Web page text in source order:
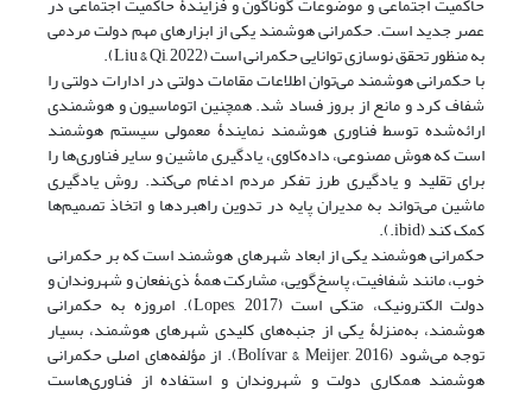
عصر جدید است. حکمرانی هوشمند یکی از ابزارهای مهم دولت مردمی
به منظور تحقق نوسازی توانایی حکمرانی است (Liu & Qi, 2022).
با حکمرانی هوشمند می‌توان اطلاعات مقامات دولتی در ادارات دولتی را
شفاف کرد و مانع از بروز فساد شد. همچنین اتوماسیون و هوشمندی
ارائه‌شده توسط فناوری هوشمند نمایندۀ معمولی سیستم هوشمند
است که هوش مصنوعی، داده‌کاوی، یادگیری ماشین و سایر فناوری‌ها را
برای تقلید و یادگیری طرز تفکر مردم ادغام می‌کند. روش یادگیری
ماشین می‌تواند به مدیران پایه در تدوین راهبردها و اتخاذ تصمیم‌ها
کمک کند (ibid.).
حکمرانی هوشمند یکی از ابعاد شهرهای هوشمند است که بر حکمرانی
خوب، مانند شفافیت، پاسخ‌گویی، مشارکت همۀ ذی‌نفعان و شهروندان و
دولت الکترونیک، متکی است (Lopes, 2017). امروزه به حکمرانی
هوشمند، به‌منزلۀ یکی از جنبه‌های کلیدی شهرهای هوشمند، بسیار
توجه می‌شود (Bolívar & Meijer, 2016). از مؤلفه‌های اصلی حکمرانی
هوشمند همکاری دولت و شهروندان و استفاده از فناوری‌هاست